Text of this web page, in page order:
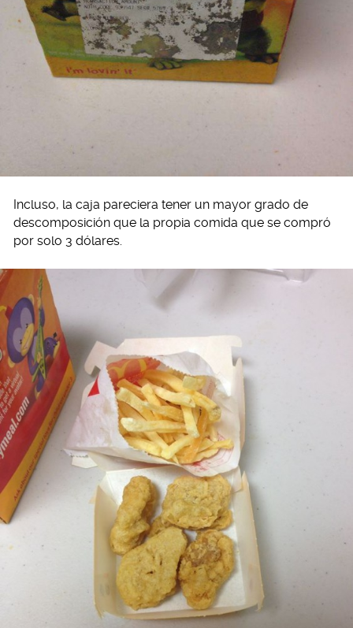
Incluso, la caja pareciera tener un mayor grado de
descomposición que la propia comida que se compró
por solo 3 dólares.